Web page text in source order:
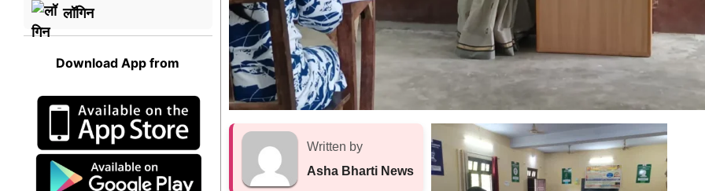
लॉगिन
Download App from
Written by
Asha Bharti News